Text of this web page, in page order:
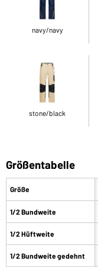
navy/navy
stone/black
Größentabelle
Größe
1/2 Bundweite
1/2 Hüftweite
1/2 Bundweite gedehnt